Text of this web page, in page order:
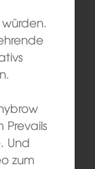
Prevails
Und
zum